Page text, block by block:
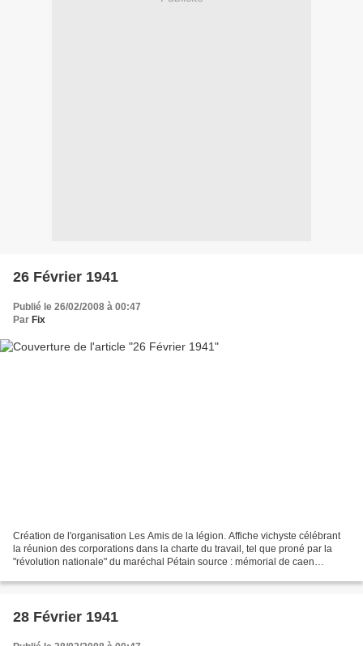
26 Février 1941
Publié le 26/02/2008 à 00:47
Par Fix
Création de l'organisation Les Amis de la légion. Affiche vichyste célébrant
la réunion des corporations dans la charte du travail, tel que proné par la
"révolution nationale" du maréchal Pétain source : mémorial de caen
28 Février 1941